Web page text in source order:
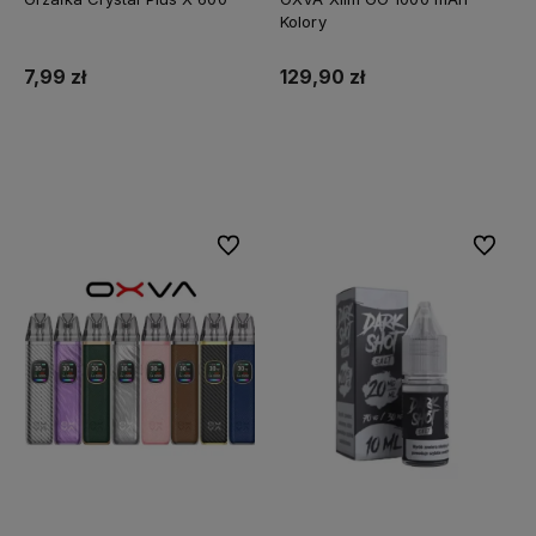
7,99 zł
Kolory
129,90 zł
Do ulubionych Do